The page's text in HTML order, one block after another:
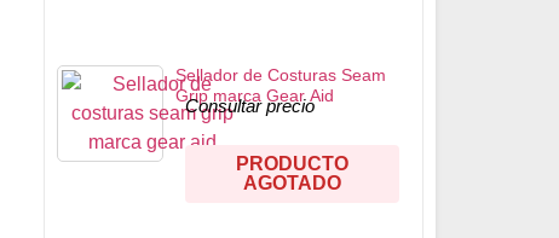
Sellador de Costuras Seam
Grip marca Gear Aid
Consultar precio
PRODUCTO
AGOTADO